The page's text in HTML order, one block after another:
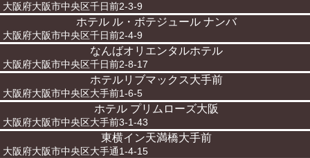
大阪府大阪市中央区千日前2-3-9
ホテル ル・ボテジュール ナンバ
大阪府大阪市中央区千日前2-4-9
なんばオリエンタルホテル
大阪府大阪市中央区千日前2-8-17
ホテルリブマックス大手前
大阪府大阪市中央区大手前1-6-5
ホテル プリムローズ大阪
大阪府大阪市中央区大手前3-1-43
東横イン天満橋大手前
大阪府大阪市中央区大手通1-4-15